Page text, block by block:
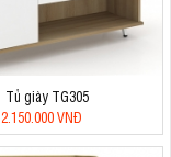
Tủ giày TG305
2.150.000 VNĐ